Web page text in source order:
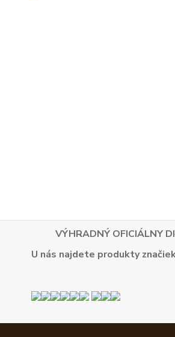
VÝHRADNÝ OFICIÁLNY
U nás najdete produkty